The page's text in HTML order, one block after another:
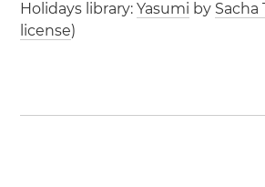
Holidays library:Yasumi by Sacha
license)